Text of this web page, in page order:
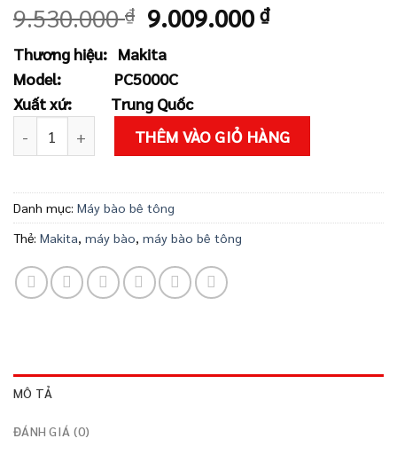
9.530.000₫ Giá
gốc
là:
9.530.000 ₫.
9.009.000₫Giá
9.009.000
Thương hiệu: Makita
Model: PC5000C
Xuất xứ: Trung Quốc
Máy bào bê tông Makita PC5000C số lượng
THÊM VÀO GIỎ HÀNG
Danh mục: Máy bào bê tông
Thẻ: Makita, máy bào, máy bào bê tông
MÔ TẢ
ĐÁNH GIÁ (0)